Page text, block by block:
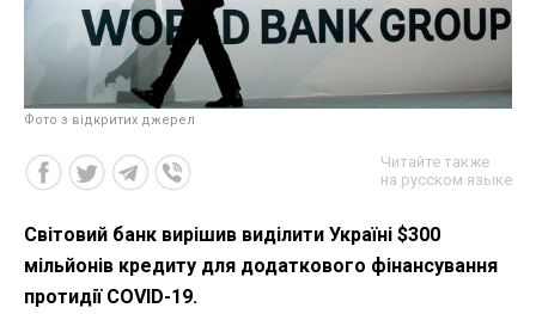
Фото з відкритих джерел
Читайте также
на русском языке
Світовий банк вирішив виділити Україні $300
мільйонів кредиту для додаткового фінансування
протидії COVID-19.